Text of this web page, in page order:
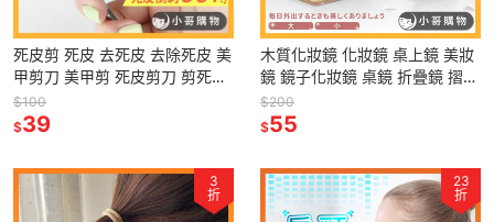
死皮剪 死皮 去死皮 去除死皮 美
甲剪刀 美甲剪 死皮剪刀 剪死皮
美甲工具 剪死皮剪刀 修剪死皮
美甲保養
$100
$39
木質化妝鏡 化妝鏡 桌上鏡 美妝
鏡 鏡子化妝鏡 桌鏡 折疊鏡 摺疊
鏡 梳妝鏡 收納化妝鏡 折疊化妝
鏡 鏡子 隨身鏡
$200
$55
3
折
23
折